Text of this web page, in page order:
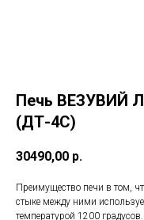
Печь ВЕЗУВИЙ
(ДТ-4С)
30490,00 р.
Преимущество печи в том,
стыке между ними
температурой 1200